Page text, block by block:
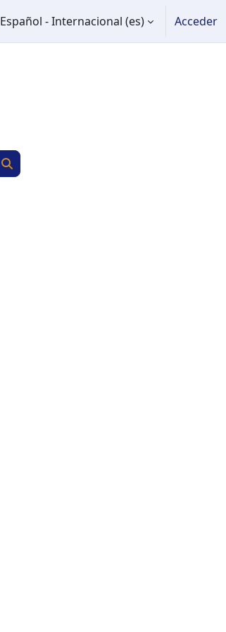
Español - Internacional ‎(es)‎ Acceder
Buscar cursos
Buscar cursos